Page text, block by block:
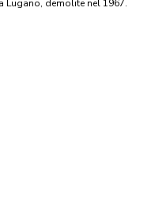
Lugano, demolite nel 1967.